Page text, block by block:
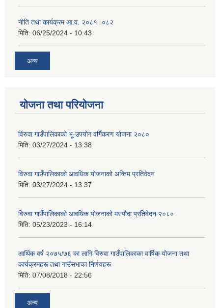
नीति तथा कार्यक्रम आ.व. २०८१।०८२
मिति: 06/25/2024 - 10:43
अन्य
योजना तथा परियोजना
विरुवा गाउँपालिकाको भू-उपयोग वर्गिकरण योजना २०८०
मिति: 03/27/2024 - 13:38
विरुवा गाउँपालिकाको आवधिक योजनाको अन्तिम प्रतिवेदन
मिति: 03/27/2024 - 13:37
विरुवा गाउँपालिकाको आवधिक योजनाको मस्यौदा प्रतिवेदन २०८०
मिति: 05/23/2023 - 16:14
आर्थिक वर्ष २०७५/७६ का लागि विरुवा गाउँपालिकाका वार्षिक योजना तथा
कार्यक्रमहरू तथा गाउँसभाका निर्णयहरू
मिति: 07/08/2018 - 22:56
अन्य